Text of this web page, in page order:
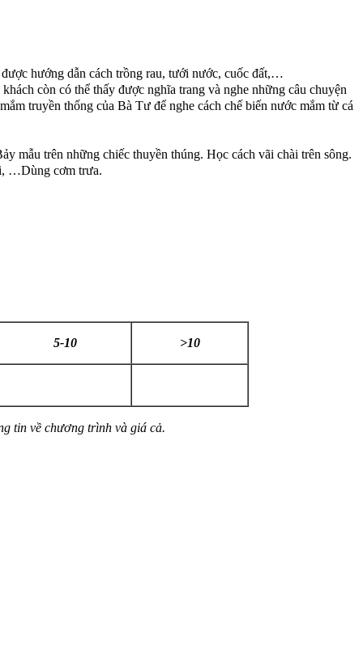
hướng dẫn cách trồng rau, tưới nước, cuốc đất,…
còn có thể thấy được nghĩa trang và nghe những câu chuyện
truyền thống của Bà Tư để nghe cách chế biến nước mắm từ cá
mẫu trên những chiếc thuyền thúng. Học cách vãi chài trên sông.
…Dùng cơm trưa.
5-10 >10
tin về chương trình và giá cả.